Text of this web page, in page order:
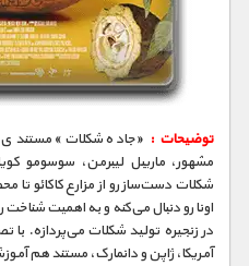
مستند های اختصاصی
توضیحات : «جاده شکلات» مستندی
مشهور، ماریبل لیبرمن، سوسومو
شکلات دست‌ساز رو از مزارع کاکائو
اونا رو دنبال می‌کنه و به اهمیت شناخت
در زنجیره تولید شکلات می‌پردازه. با
آمریکا، ژاپن و دانمارک، مستند هم